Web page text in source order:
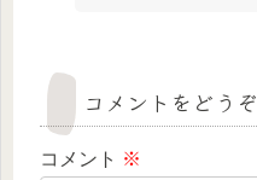
コメントをどうぞ
コメント ※